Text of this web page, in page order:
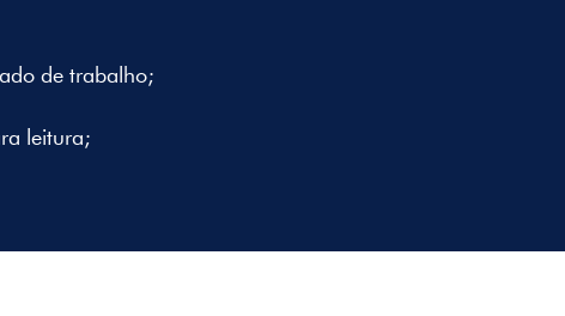
de trabalho;
leitura;